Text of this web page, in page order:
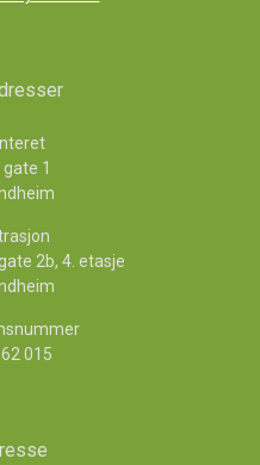
1
2b, 4. etasje
015